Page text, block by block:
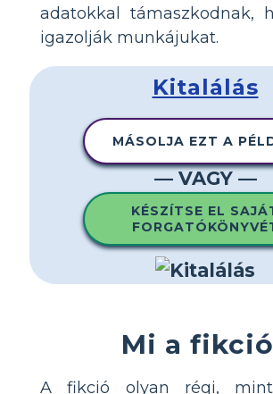
adatokkal támaszkodnak,
igazolják munkájukat.
Kitalálás
MÁSOLJA EZT A
— VAGY —
KÉSZÍTSE EL
Mi a
A fikció olyan régi,